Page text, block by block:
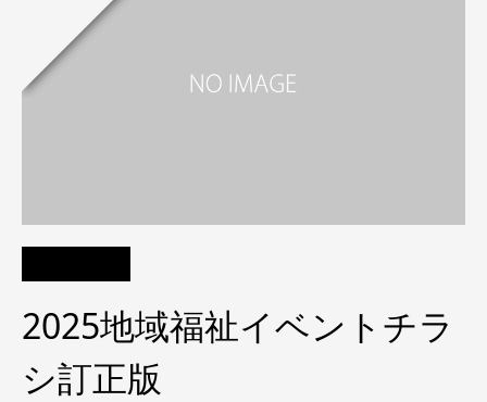
2025地域福祉イベントチラ
シ訂正版